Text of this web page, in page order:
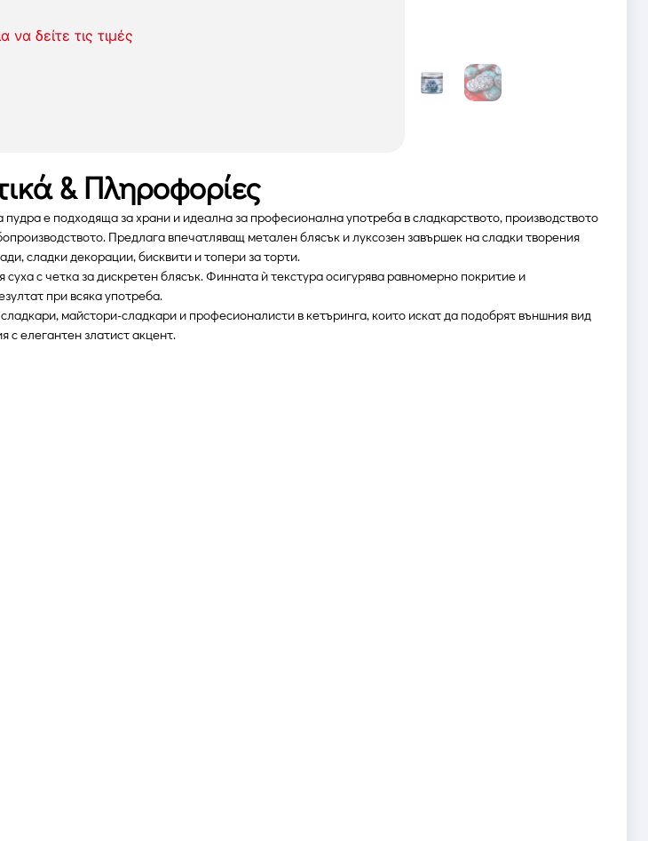
να δείτε τις τιμές
& Πληροφορίες
е подходяща за храни и идеална за професионална употреба в сладкарството, производството
Предлага впечатляващ метален блясък и луксозен завършек на сладки творения
сладки декорации, бисквити и топери за торти.
с четка за дискретен блясък. Финната ѝ текстура осигурява равномерно покритие и
при всяка употреба.
майстори-сладкари и професионалисти в кетъринга, които искат да подобрят външния вид
с елегантен златист акцент.